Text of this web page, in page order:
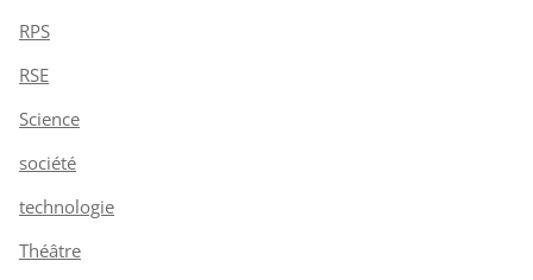
RPS
RSE
Science
société
technologie
Théâtre